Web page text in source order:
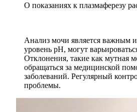
О показаниях к плазмаферезу
Анализ мочи является важным
уровень pH, могут
Отклонения, такие как мутная
обращаться за медицинской
заболеваний. Регулярный
проблемы.